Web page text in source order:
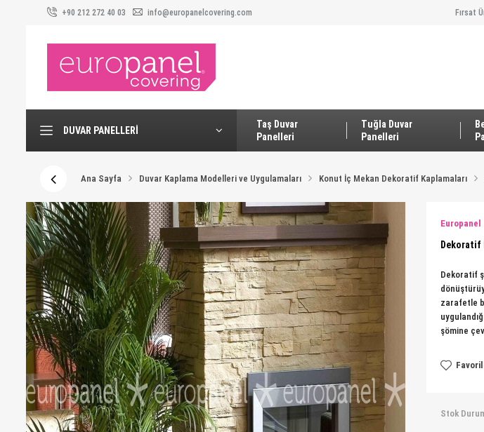
+90 212 272 40 03 info@europanelcovering.com Fırsat
DUVAR PANELLERI
Taş Duvar
Panelleri
Tuğla Duvar
Panelleri
Ana Sayfa Duvar Kaplama Modelleri ve Uygulamaları Konut İç Mekan Dekoratif Kaplamaları
Europanel
Dekoratif
Dekoratif
zarafetle
şömine
Stok